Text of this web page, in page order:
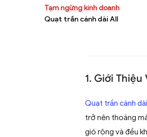
Tạm ngừng kinh doanh
Quạt trần cánh dài All
1. Giới Thiệu
Quạt trần cánh dài
trở nên thoáng
gió rộng và đều